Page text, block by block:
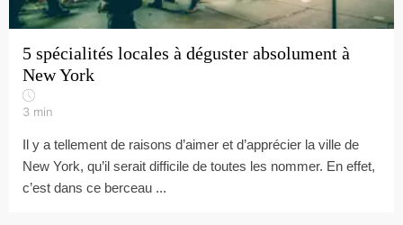
5 spécialités locales à déguster absolument à
New York
3 min
Il y a tellement de raisons d’aimer et d’apprécier la ville de
New York, qu’il serait difficile de toutes les nommer. En effet,
c’est dans ce berceau ...